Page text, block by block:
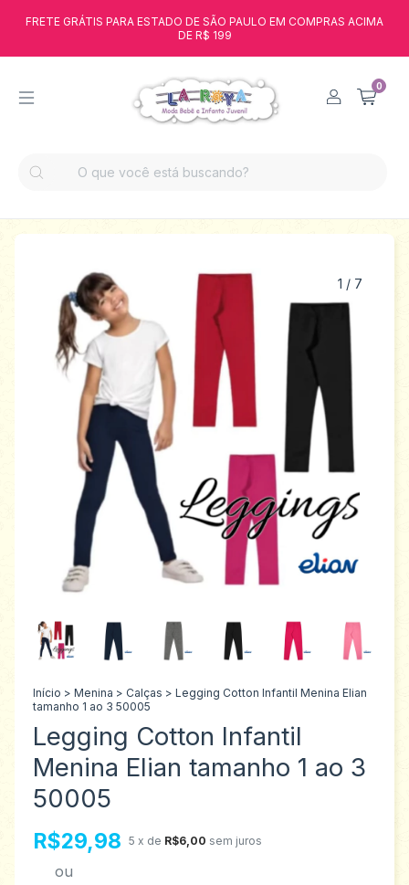
FRETE GRÁTIS PARA ESTADO DE SÃO PAULO EM COMPRAS ACIMA
DE R$ 199
0
1 / 7
Início > Menina > Calças > Legging Cotton Infantil Menina Elian
tamanho 1 ao 3 50005
Legging Cotton Infantil
Menina Elian tamanho 1 ao 3
50005
R$29,98 5 x de R$6,00 sem juros
ou